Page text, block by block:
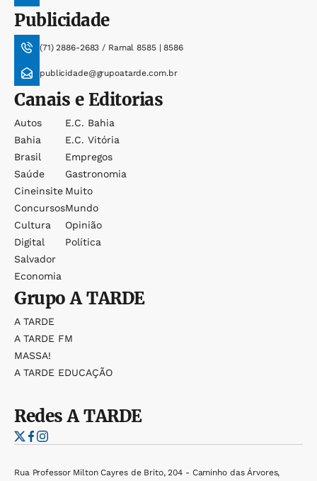
Publicidade
(71) 2886-2683 / Ramal 8585 | 8586
publicidade@grupoatarde.com.br
Canais e Editorias
Autos
Bahia
Brasil
Saúde
Cineinsite
Concursos
Cultura
Digital
Salvador
Economia
E.c. Bahia
E.c. Vitória
Empregos
Gastronomia
Muito
Mundo
Opinião
Política
GrupoA TARDE
A TARDE
A TARDE FM
MASSA!
A TARDE EDUCAÇÃO
RedesA TARDE
Rua Professor Milton Cayres de Brito, 204 - Caminho das Árvores,